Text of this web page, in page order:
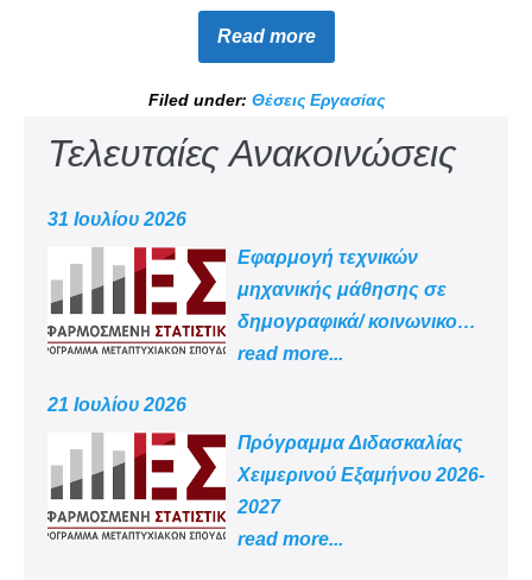
Read more
Filed under: Θέσεις Εργασίας
Τελευταίες Ανακοινώσεις
31 Ιουλίου 2026
Εφαρμογή τεχνικών
μηχανικής μάθησης σε
δημογραφικά/ κοινωνικο
-οικονομικά δεδομένα
read more...
21 Ιουλίου 2026
Πρόγραμμα Διδασκαλίας
Χειμερινού Εξαμήνου 2026-
2027
read more...